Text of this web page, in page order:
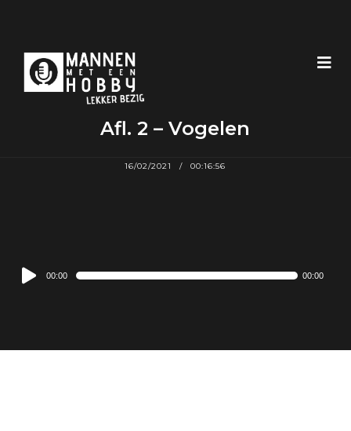
Afl. 2 – Vogelen
16/02/2021 00:16:56
Audio
00:00 00:00